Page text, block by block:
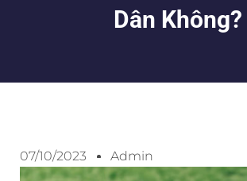
Dân Không?
07/10/2023 Admin